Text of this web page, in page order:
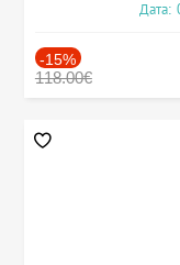
Дата:
-15%
118.00€